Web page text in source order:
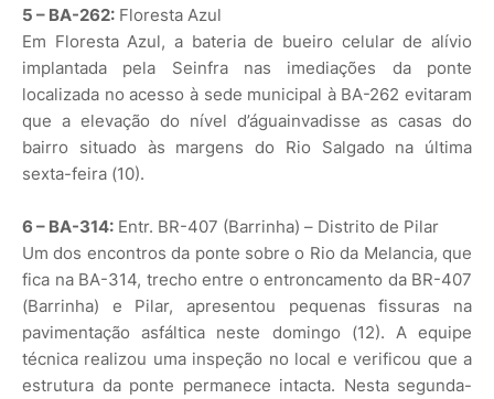
5 – BA-262: Floresta Azul
Em Floresta Azul, a bateria de bueiro celular de alívio
implantada pela Seinfra nas imediações da ponte
localizada no acesso à sede municipal à BA-262 evitaram
que a elevação do nível d’águainvadisse as casas do
bairro situado às margens do Rio Salgado na última
sexta-feira (10).
6 – BA-314: Entr. BR-407 (Barrinha) – Distrito de Pilar
Um dos encontros da ponte sobre o Rio da Melancia, que
fica na BA-314, trecho entre o entroncamento da BR-407
(Barrinha) e Pilar, apresentou pequenas fissuras na
pavimentação asfáltica neste domingo (12). A equipe
técnica realizou uma inspeção no local e verificou que a
estrutura da ponte permanece intacta. Nesta segunda-